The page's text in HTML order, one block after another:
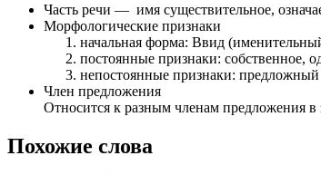
Часть речи — имя существительное,
Морфологические признаки
начальная форма: Ввид
постоянные признаки: собственное,
непостоянные признаки:
Член предложения
Относится к разным членам предложения в
Похожие слова